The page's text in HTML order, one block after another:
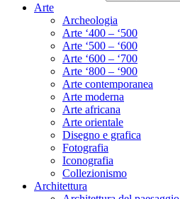
Arte
Archeologia
Arte ‘400 – ‘500
Arte ‘500 – ‘600
Arte ‘600 – ‘700
Arte ‘800 – ‘900
Arte contemporanea
Arte moderna
Arte africana
Arte orientale
Disegno e grafica
Fotografia
Iconografia
Collezionismo
Architettura